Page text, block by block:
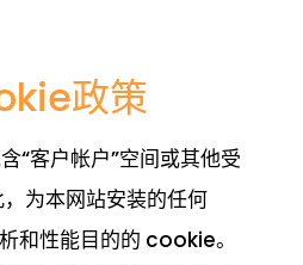
政策
“客户帐户”空间或其他受
为本网站安装的任何
和性能目的的 cookie。